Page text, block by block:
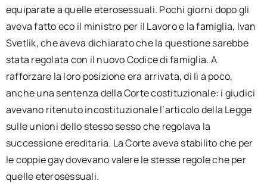
equiparate a quelle eterosessuali. Pochi giorni dopo gli
aveva fatto eco il ministro per il Lavoro e la famiglia, Ivan
Svetlik, che aveva dichiarato che la questione sarebbe
stata regolata con il nuovo Codice di famiglia. A
rafforzare la loro posizione era arrivata, di lì a poco,
anche una sentenza della Corte costituzionale: i giudici
avevano ritenuto incostituzionale l’articolo della Legge
sulle unioni dello stesso sesso che regolava la
successione ereditaria. La Corte aveva stabilito che per
le coppie gay dovevano valere le stesse regole che per
quelle eterosessuali.